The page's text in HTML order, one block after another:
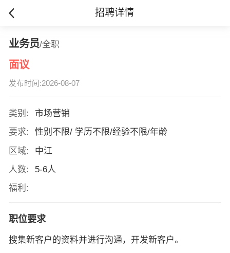
招聘详情
业务员/全职
面议
发布时间:2026-08-07
类别:
市场营销
要求:
性别不限/ 学历不限/经验不限/年龄
区域:
中江
人数:
5-6人
福利:
职位要求
搜集新客户的资料并进行沟通，开发新客户。